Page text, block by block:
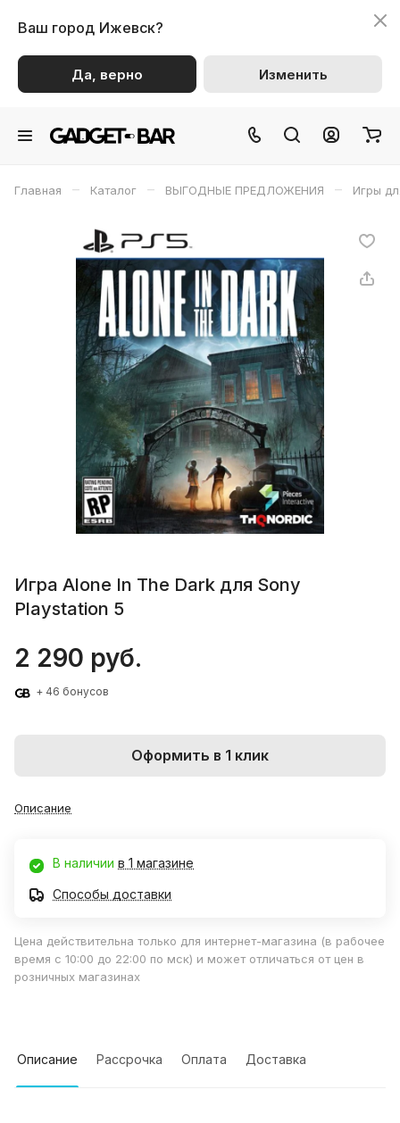
Ваш город Ижевск?
Да, верно Изменить
Главная – Каталог – ВЫГОДНЫЕ ПРЕДЛОЖЕНИЯ – Игры
Игра Alone In The Dark для Sony
Playstation 5
2 290 руб.
+ 46 бонусов
Оформить в 1 клик
Описание
В наличии в 1 магазине
Способы доставки
Цена действительна только для интернет-магазина (в рабочее
время с 10:00 до 22:00 по мск) и может отличаться от цен в
розничных магазинах
Описание Рассрочка Оплата Доставка